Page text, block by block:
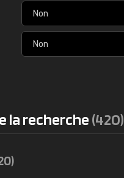
la recherche(420)